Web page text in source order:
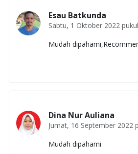
Esau Batkunda
Sabtu, 1 Oktober 2022
Mudah
Dina Nur Auliana
Jumat, 16 September 2022
Mudah dipahami